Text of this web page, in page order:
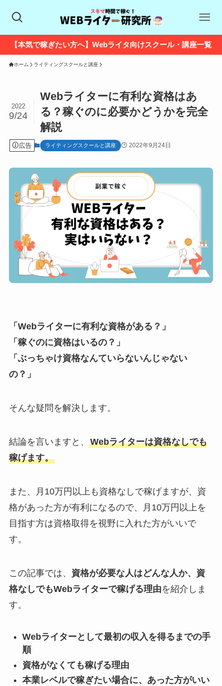
【本気で稼ぎたい方へ】Webライタ向けスクール・講座一覧
ホーム ライティングスクールと講座
Webライターに有利な資格はあ
る？稼ぐのに必要かどうかを完全
解説
2022
9/24
広告 ライティングスクールと講座 2022年9月24日
「Webライターに有利な資格がある？」
「稼ぐのに資格はいるの？」
「ぶっちゃけ資格なんていらないんじゃない
の？」
そんな疑問を解決します。
結論を言いますと、 Webライターは資格なしでも
稼げます。
また、月10万円以上も資格なしで稼げますが、資
格があった方が有利になるので、月10万円以上を
目指す方は資格取得を視野に入れた方がいいで
す。
この記事では、 資格が必要な人はどんな人か、資
格なしでもWebライターで稼げる理由を紹介しま
す。
Webライターとして最初の収入を得るまでの手
順
資格がなくても稼げる理由
本業レベルで稼ぎたい場合に、あった方がいい